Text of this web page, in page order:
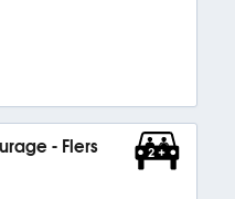
- Flers